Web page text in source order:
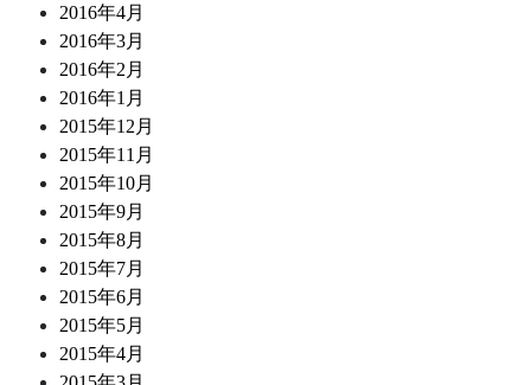
2016年4月
2016年3月
2016年2月
2016年1月
2015年12月
2015年11月
2015年10月
2015年9月
2015年8月
2015年7月
2015年6月
2015年5月
2015年4月